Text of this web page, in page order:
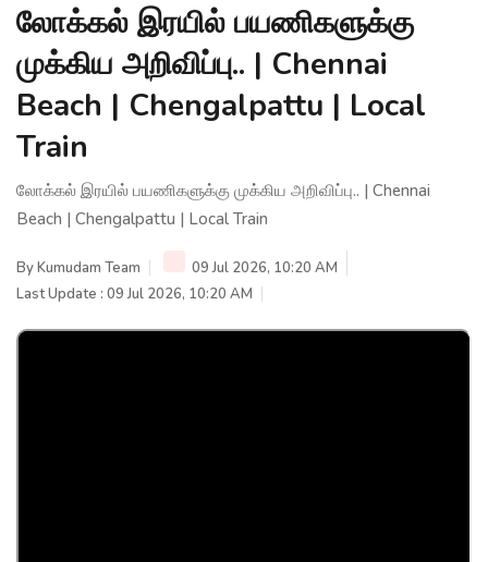
லோக்கல் இரயில் பயணிகளுக்கு
முக்கிய அறிவிப்பு.. | Chennai
Beach | Chengalpattu | Local
Train
லோக்கல் இரயில் பயணிகளுக்கு முக்கிய அறிவிப்பு.. | Chennai
Beach | Chengalpattu | Local Train
ByKumudam Team
09 Jul 2026, 10:20 AM
Last Update : 09 Jul 2026, 10:20 AM